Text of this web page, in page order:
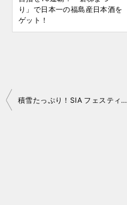
り」で日本一の福島産日本酒を
ゲット！
投
積雪たっぷり！SIA フェスティバル 2019